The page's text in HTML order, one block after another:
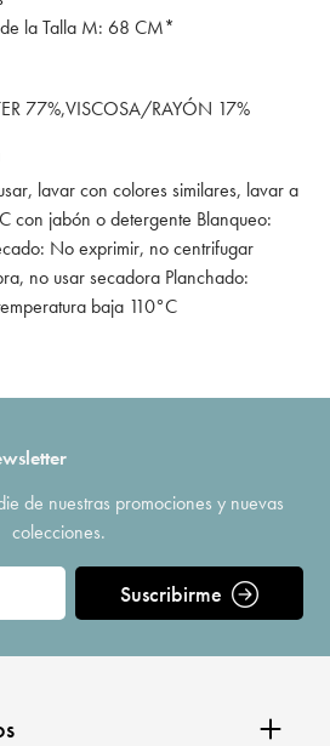
la Talla M: 68 CM*
77%,VISCOSA/RAYÓN 17%
lavar con colores similares, lavar a
con jabón o detergente Blanqueo:
No exprimir, no centrifugar
no usar secadora Planchado:
baja 110°C
de nuestras promociones y nuevas
colecciones.
Suscribirme